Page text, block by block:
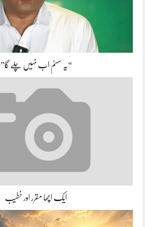
“یہ سسٹم اب نہیں چلے گا”
ایک اچھا مقرر اور خطیب